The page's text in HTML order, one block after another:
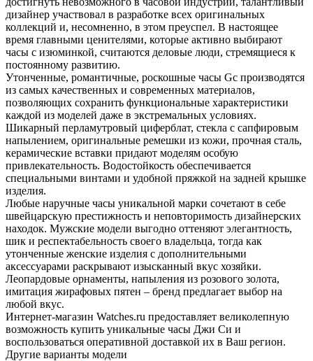
дизайнер участвовал в разработке всех оригинальных
коллекций и, несомненно, в этом преуспел. В настоящее
время главными ценителями, которые активно выбирают
часы с изюминкой, считаются деловые люди, стремящиеся к
постоянному развитию.
Утонченные, романтичные, роскошные часы Gc производятся
из самых качественных и современных материалов,
позволяющих сохранить функциональные характеристики
каждой из моделей даже в экстремальных условиях.
Шикарный перламутровый циферблат, стекла с сапфировым
напылением, оригинальные ремешки из кожи, прочная сталь,
керамические вставки придают моделям особую
привлекательность. Водостойкость обеспечивается
специальными винтами и удобной пряжкой на задней крышке
изделия.
Любые наручные часы уникальной марки сочетают в себе
швейцарскую престижность и неповторимость дизайнерских
находок. Мужские модели выгодно оттеняют элегантность,
шик и респектабельность своего владельца, тогда как
утонченные женские изделия с дополнительными
аксессуарами раскрывают изысканный вкус хозяйки.
Леопардовые орнаменты, напыления из розового золота,
имитация жирафовых пятен – бренд предлагает выбор на
любой вкус.
Интернет-магазин Watches.ru предоставляет великолепную
возможность купить уникальные часы Джи Си и
воспользоваться оперативной доставкой их в Ваш регион.
Другие варианты модели